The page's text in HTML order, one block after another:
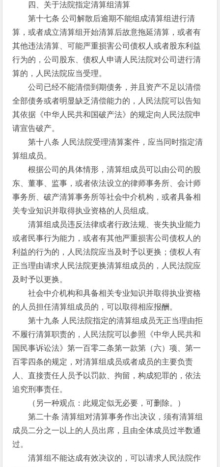
四、关于法院指定清算组清算
第十七条 公司解散后逾期不能组成清算组进行清
算，或者成立清算组开始清算后故意拖延清算，或者有
其他违法清算、可能严重损害公司债权人或者股东利益
行为的，公司股东、债权人申请人民法院对公司进行清
算的，人民法院应当受理。
公司已经不能清偿到期债务，并且资产不足以清偿
全部债务或者明显缺乏清偿能力的，人民法院可以告知
其依据《中华人民共和国破产法》的规定向人民法院申
请宣告破产。
第十八条 人民法院受理清算案件，应当同时指定清
算组成员。
根据公司的具体情形，清算组成员可以由公司的股
东、董事、监事，或者依法设立的律师事务所、会计师
事务所、破产清算事务所等社会中介机构，或者具备相
关专业知识并取得执业资格的人员组成。
清算组成员违反法律或者行政法规、丧失执业能力
或者民事行为能力，或者有其他严重损害公司债权人的
利益的行为的，人民法院应当及时予以更换；债权人有
正当理由请求人民法院更换清算组成员的，人民法院应
及时予以更换。
社会中介机构和具备相关专业知识并取得执业资格
的人员担任清算组成员的，可以取得相应报酬。
第十九条 人民法院指定的清算组成员无正当理由拒
不履行清算职责的，人民法院可以参照《中华人民共和
国民事诉讼法》第一百零二条第一款第（六）项、第一
百零四条的规定，对清算组成员或者成员的主要负责
人、直接责任人员予以罚款、拘留，构成犯罪的，依法
追究刑事责任。
（另一种观点：此规定似无必要，可删除。）
第二十条 清算组对清算事务作出决议，须有清算组
成员二分之一以上的人员出席，且由全体成员过半数通
过。
清算组不能达成有效决议的，可以请求人民法院作